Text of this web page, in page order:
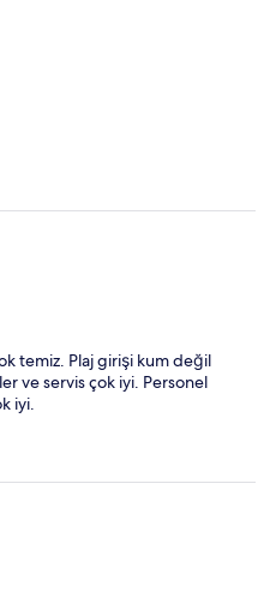
temiz. Plaj girişi kum değil
ve servis çok iyi. Personel
iyi.